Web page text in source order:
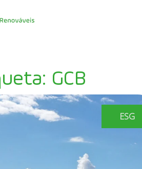
GCB
ESG